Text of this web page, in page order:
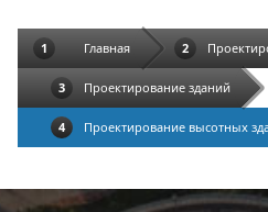
Главная
Проектирование зданий
Проектирование высотных